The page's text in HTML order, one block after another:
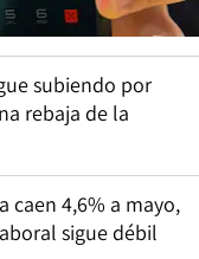
subiendo por
rebaja de la
caen 4,6% a mayo,
sigue débil